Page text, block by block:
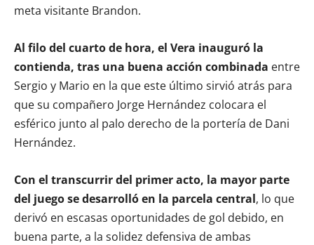
meta visitante Brandon.
Al filo del cuarto de hora, el Vera inauguró la
contienda, tras una buena acción combinada entre
Sergio y Mario en la que este último sirvió atrás para
que su compañero Jorge Hernández colocara el
esférico junto al palo derecho de la portería de Dani
Hernández.
Con el transcurrir del primer acto, la mayor parte
del juego se desarrolló en la parcela central, lo que
derivó en escasas oportunidades de gol debido, en
buena parte, a la solidez defensiva de ambas